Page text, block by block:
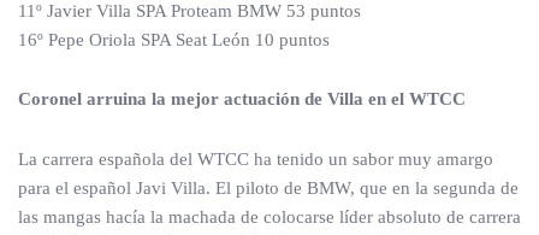
11º Javier Villa SPA Proteam BMW 53 puntos
16º Pepe Oriola SPA Seat León 10 puntos
Coronel arruina la mejor actuación de Villa en el WTCC
La carrera española del WTCC ha tenido un sabor muy amargo
para el español Javi Villa. El piloto de BMW, que en la segunda de
las mangas hacía la machada de colocarse líder absoluto de carrera